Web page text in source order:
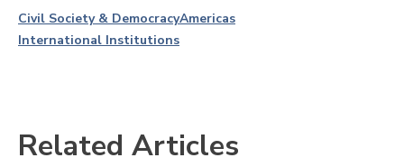
Civil Society & DemocracyAmericas
International Institutions
Related Articles